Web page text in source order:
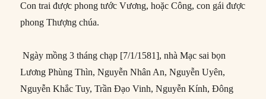
Con trai được phong tước Vương, hoặc Công, con gái được
phong Thượng chúa.
Ngày mồng 3 tháng chạp [7/1/1581], nhà Mạc sai bọn
Lương Phùng Thìn, Nguyễn Nhân An, Nguyễn Uyên,
Nguyễn Khắc Tuy, Trần Đạo Vinh, Nguyễn Kính, Đông